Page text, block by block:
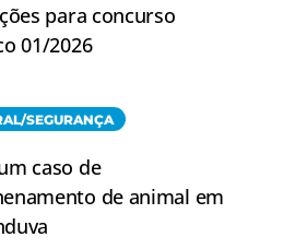
para concurso
01/2026
SEGURANÇA
caso de
de animal em